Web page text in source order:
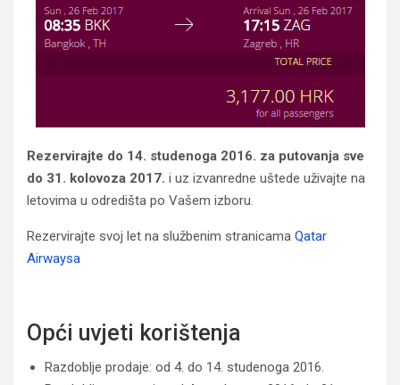
Rezervirajte do 14. studenoga 2016. za putovanja sve
do 31. kolovoza 2017. i uz izvanredne uštede uživajte na
letovima u odredišta po Vašem izboru.
Rezervirajte svoj let na službenim stranicama Qatar
Airwaysa
Opći uvjeti korištenja
Razdoblje prodaje: od 4. do 14. studenoga 2016.